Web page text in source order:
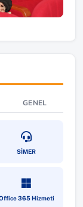
GENEL
açılır)SİMER(yeni sekmede
365 Hizmeti
(yeni sekmede